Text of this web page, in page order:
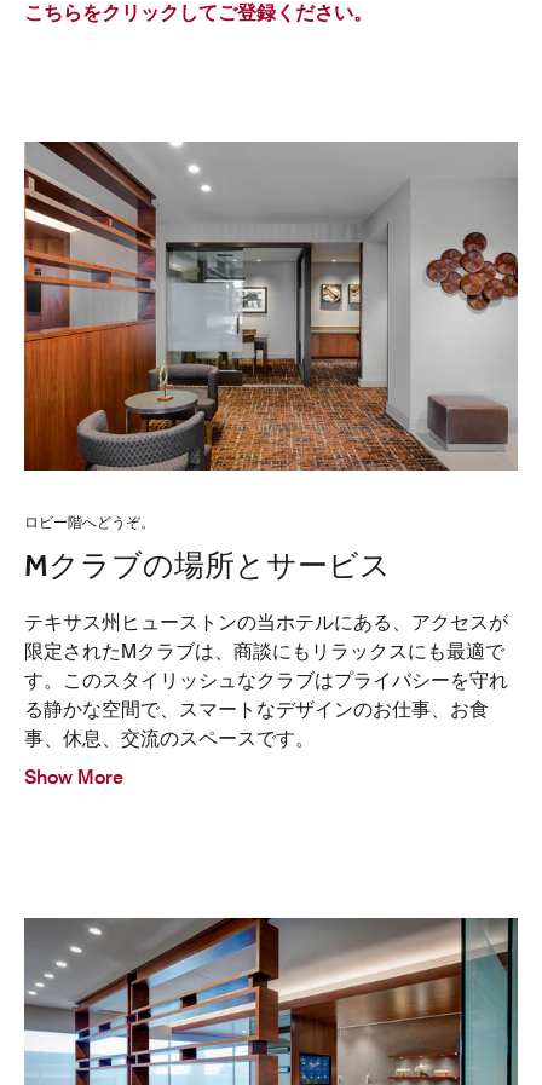
こちらをクリックしてご登録ください。
ロビー階へどうぞ。
Mクラブの場所とサービス
テキサス州ヒューストンの当ホテルにある、アクセスが
限定されたMクラブは、商談にもリラックスにも最適で
す。このスタイリッシュなクラブはプライバシーを守れ
る静かな空間で、スマートなデザインのお仕事、お食
事、休息、交流のスペースです。
Show More